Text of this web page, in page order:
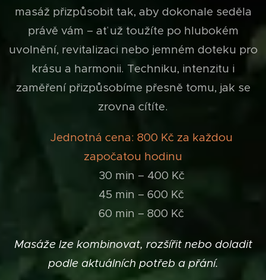
masáž přizpůsobit tak, aby dokonale seděla
právě vám – ať už toužíte po hlubokém
uvolnění, revitalizaci nebo jemném doteku pro
krásu a harmonii. Techniku, intenzitu i
zaměření přizpůsobíme přesně tomu, jak se
zrovna cítíte.
Jednotná cena: 800 Kč za každou
započatou hodinu
🕒 30 min – 400 Kč
🕒 45 min – 600 Kč
🕒 60 min – 800 Kč
Masáže lze kombinovat, rozšířit nebo doladit
podle aktuálních potřeb a přání.